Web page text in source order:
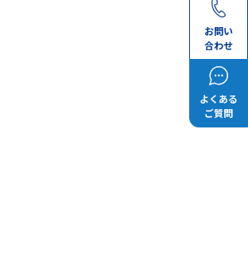
お問い
合わせ
よくある
ご質問